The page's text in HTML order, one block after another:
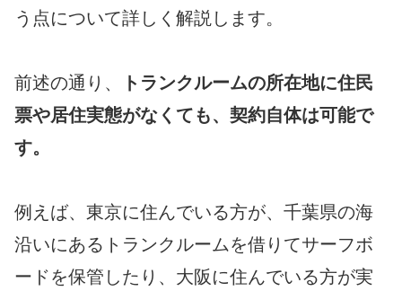
う点について詳しく解説します。
前述の通り、
トランクルームの所在地に住民
票や居住実態がなくても、契約自体は可能で
す。
例えば、東京に住んでいる方が、千葉県の海
沿いにあるトランクルームを借りてサーフボ
ードを保管したり、大阪に住んでいる方が実